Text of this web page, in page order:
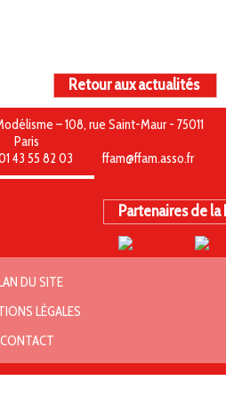
Retour aux actualités
– 108, rue Saint-Maur - 75011
Paris
43 55 82 03 ffam@ffam.asso.fr
Partenaires de la
DU SITE
LÉGALES
CONTACT